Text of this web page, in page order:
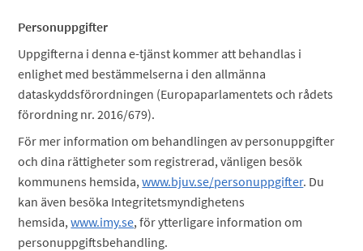
Personuppgifter
Uppgifterna i denna e-tjänst kommer att behandlas i
enlighet med bestämmelserna i den allmänna
dataskyddsförordningen (Europaparlamentets och rådets
förordning nr. 2016/679).
För mer information om behandlingen av personuppgifter
och dina rättigheter som registrerad, vänligen besök
kommunens hemsida,www.bjuv.se/personuppgifter. Du
kan även besöka Integritetsmyndighetens
hemsida,www.imy.se, för ytterligare information om
personuppgiftsbehandling.